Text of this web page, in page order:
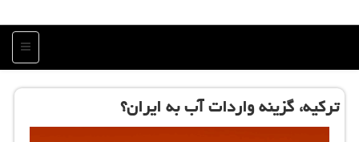
منو
تركیه، گزینه واردات آب به ایران؟